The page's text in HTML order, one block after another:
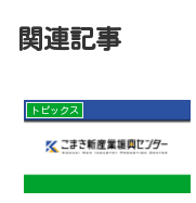
関連記事
トピックス